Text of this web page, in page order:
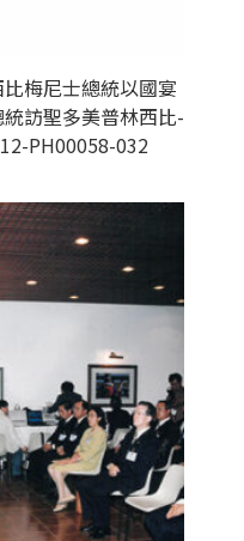
梅尼士總統以國宴
訪聖多美普林西比-
PH00058-032